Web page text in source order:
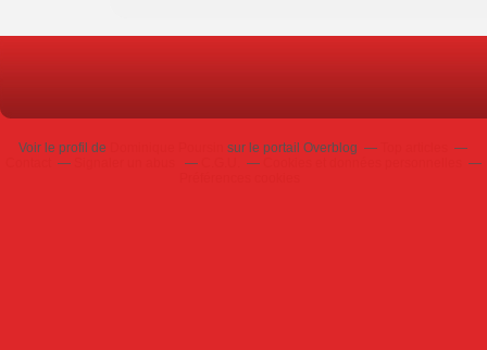
Voir le profil de sur le portail Overblog